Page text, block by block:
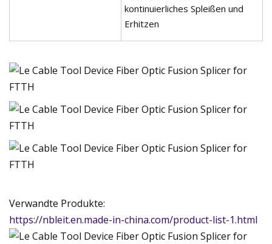
kontinuierliches Spleißen und
Erhitzen
Verwandte Produkte:
https://nbleit.en.made-in-china.com/product-list-1.html